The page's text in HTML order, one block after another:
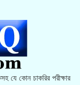
যে কোন চাকরির পরীক্ষার